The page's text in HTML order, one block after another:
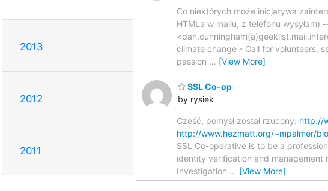
2013
2012
2011
Co niektórych może inicjatywa
HTMLa w mailu, z telefonu
climate change - Call for volunteers,
passion … [View More]
SSL Co-op
by rysiek
Cześć, pomysł został rzucony: http://
http://www.hezmatt.org/~mpalmer/
SSL Co-operative is to be a
identity verification and management
Investigation … [View More]